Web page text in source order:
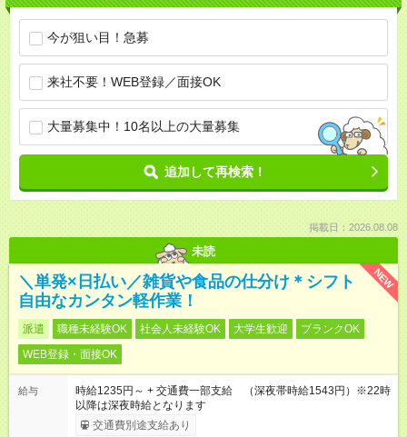
今が狙い目！急募
来社不要！WEB登録／面接OK
大量募集中！10名以上の大量募集
追加して再検索！
掲載日：2026.08.08
未読
NEW
＼単発×日払い／雑貨や食品の仕分け＊シフト
自由なカンタン軽作業！
派遣 職種未経験OK 社会人未経験OK 大学生歓迎
ブランクOK
WEB登録・面接OK
給与
時給1235円～ + 交通費一部支給 （深夜帯時給1543円）※22時
以降は深夜時給となります
交通費別途支給あり